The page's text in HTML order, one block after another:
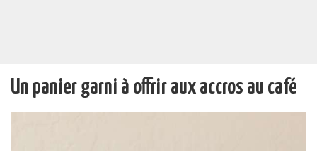
Un panier garni à offrir aux accros au café